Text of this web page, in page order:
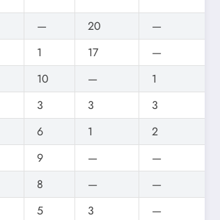
— 20
—
1 17
—
10 —
1
3 3
3
6 1
2
9 —
—
8 —
—
5 3
—